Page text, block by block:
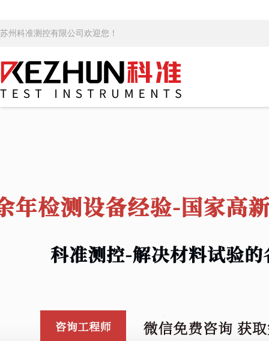
苏州科准测控有限公司欢迎您！